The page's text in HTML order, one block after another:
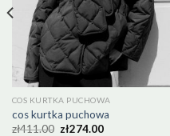
COS KURTKA PUCHOWA
cos kurtka puchowa
zł411.00 zł274.00